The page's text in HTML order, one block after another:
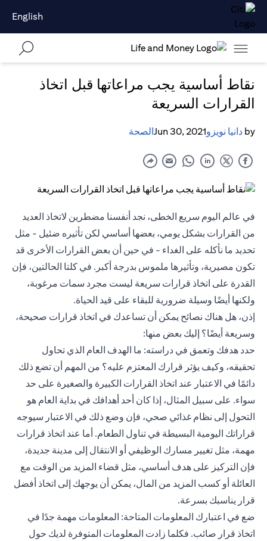
English
نقاط أساسية يجب مراعاتها قبل اتخاذ
القرارات السريعة
by دانيا نويزوJun 30, 2021الصحة
في عالم اليوم سريع الخطى، نجد أنفسنا مضطرين لاتخاذ العديد
من القرارات بشكل يومي، بعضها أساسي لكن تأثيره ضئيل - مثل
تحديد ما نأكله على الغداء - في حين أن بعض القرارات الأخرى قد
تكون مصيرية، وتأثيرها ملموس بدرجة أكبر. في كلتا الحالتين، فإن
القدرة على اتخاذ قرارات سريعة ليست مجرد سمات مرغوبة،
ولكنها أيضًا وسيلة ضرورية للبقاء على قيد الحياة.
إذن، هل هناك نصائح يمكن أن تساعدك في اتخاذ قرارات صحيحة،
وسريعة أيضًا؟ إليك بعض منها:
حدد هدفك وتعمق في دراسته: ما الهدف العام الذي تحاول
تحقيقه، وكيف يؤثر قرارك المعتزم عليه؟ من المهم أن تضع ذلك
دائمًا في الاعتبار عند اتخاذ القرارات الكبيرة والصغيرة على حد
سواء. على سبيل المثال، إذا كان أحد أهدافك في بداية العام هو
التحول إلى نظام غذائي صحي، فإن وضع ذلك في الاعتبار سيوجه
قراراتك اليومية البسيطة في تناول الطعام. أما عند اتخاذ قرارات
مهمة، مثل تغيير مسارك الوظيفي أو الانتقال إلى مدينة جديدة،
فإن التركيز على هدف أساسي، مثل قضاء المزيد من الوقت مع
العائلة أو كسب المزيد من المال، يمكن أن يوجهك إلى اتخاذ أفضل
قرار يناسبك بسرعة.
ضع في اعتبارك المعلومات المتاحة: المعلومات مهمة جدًا في
اتخاذ قرار صائب. فكلما زادت المعلومات المتوفرة لديك حول